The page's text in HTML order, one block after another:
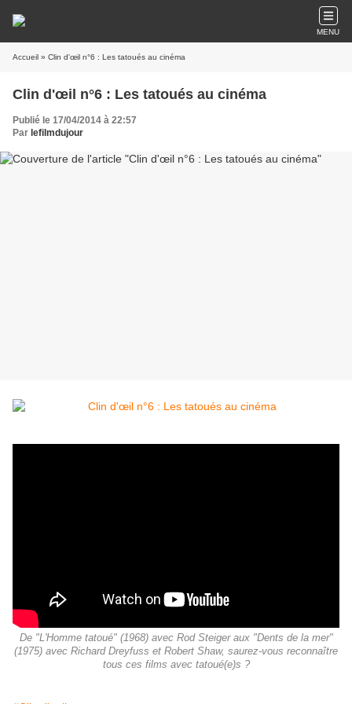
MENU
Accueil » Clin d'œil n°6 : Les tatoués au cinéma
Clin d'œil n°6 : Les tatoués au cinéma
Publié le 17/04/2014 à 22:57
Par lefilmdujour
De "L'Homme tatoué" (1968) avec Rod Steiger aux "Dents de la mer"
(1975) avec Richard Dreyfuss et Robert Shaw, saurez-vous reconnaître
tous ces films avec tatoué(e)s ?